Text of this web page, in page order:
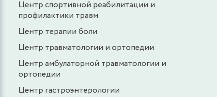
Центр спортивной реабилитации и
профилактики травм
Центр терапии боли
Центр травматологии и ортопедии
Центр амбулаторной травматологии и
ортопедии
Центр гастроэнтерологии